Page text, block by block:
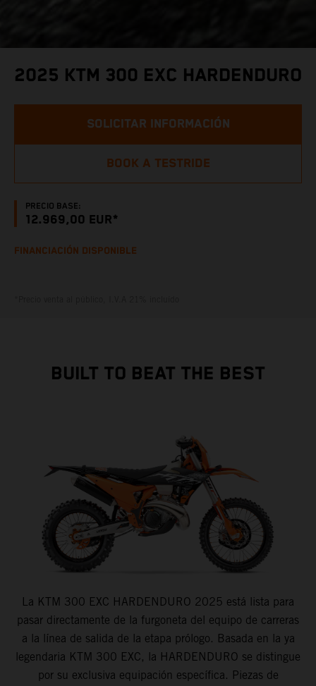
2025 KTM 300 EXC HARDENDURO
PRECIO BASE:
12.969,00 EUR*
SOLICITAR INFORMACIÓN
BOOK A TESTRIDE
FINANCIACIÓN DISPONIBLE
BUILT TO BEAT THE BEST
La KTM 300 EXC HARDENDURO 2025 está lista para
pasar directamente de la furgoneta del equipo de carreras
a la línea de salida de la etapa prólogo. Basada en la ya
legendaria KTM 300 EXC, la HARDENDURO se distingue
por su exclusiva equipación específica. Piezas de